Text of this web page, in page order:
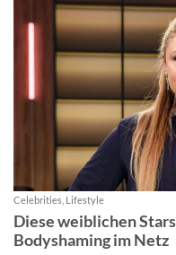
Celebrities, Lifestyle
Diese weiblichen
Bodyshaming im Netz